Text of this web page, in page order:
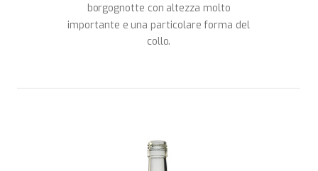
borgognotte con altezza molto
importante e una particolare forma del
collo.